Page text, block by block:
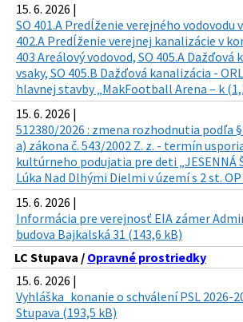
15. 6. 2026 |
SO 401.A Predĺženie verejného vodovodu
402.A Predĺženie verejnej kanalizácie v
403 Areálový vodovod, SO 405.A Dažďová
vsaky, SO 405.B Dažďová kanalizácia -
hlavnej stavby „MakFootball Arena – k
15. 6. 2026 |
512380/2026 : zmena rozhodnutia podľa §
a) zákona č. 543/2002 Z. z. - termín
kultúrneho podujatia pre deti „JESENNÁ
Lúka Nad Dlhými Dielmi v území s 2 st. OP
15. 6. 2026 |
Informácia pre verejnosť EIA zámer
budova Bajkalská 31 (143,6 kB)
LC Stupava / Opravné prostriedky
15. 6. 2026 |
Vyhláška_konanie o schválení PSL 2026-
Stupava (193,5 kB)